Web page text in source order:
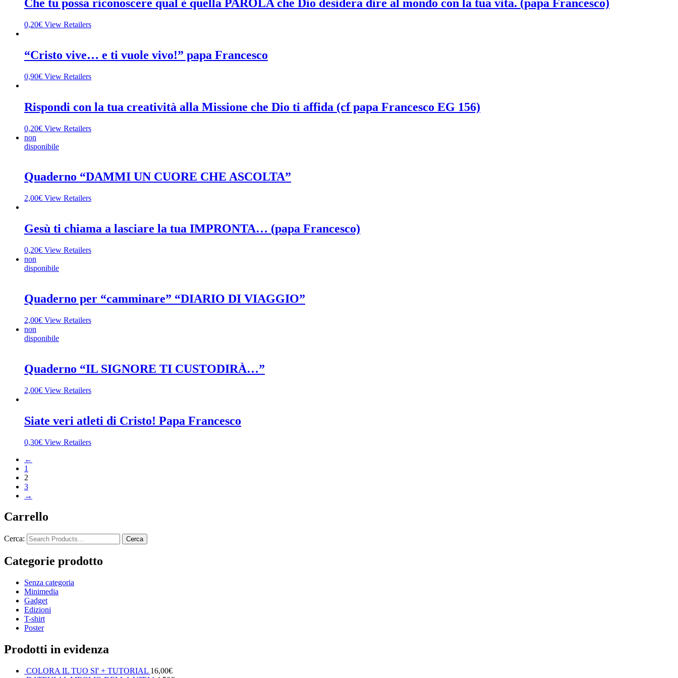
Che tu possa riconoscere qual è quella PAROLA che Dio desidera dire al mondo con la tua vita. (papa Francesco)
0,20€ View Retailers
“Cristo vive… e ti vuole vivo!” papa Francesco
0,90€ View Retailers
Rispondi con la tua creatività alla Missione che Dio ti affida (cf papa Francesco EG 156)
0,20€ View Retailers
non
disponibile
Quaderno “DAMMI UN CUORE CHE ASCOLTA”
2,00€ View Retailers
Gesù ti chiama a lasciare la tua IMPRONTA… (papa Francesco)
0,20€ View Retailers
non
disponibile
Quaderno per “camminare” “DIARIO DI VIAGGIO”
2,00€ View Retailers
non
disponibile
Quaderno “IL SIGNORE TI CUSTODIRÀ…”
2,00€ View Retailers
Siate veri atleti di Cristo! Papa Francesco
0,30€ View Retailers
←
1
2
3
→
Carrello
Cerca:
Categorie prodotto
Senza categoria
Minimedia
Gadget
Edizioni
T-shirt
Poster
Prodotti in evidenza
COLORA IL TUO SI' + TUTORIAL 16,00€